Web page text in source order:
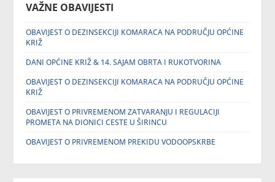
VAŽNE OBAVIJESTI
OBAVIJEST O DEZINSEKCIJI KOMARACA NA PODRUČJU OPĆINE
KRIŽ
DANI OPĆINE KRIŽ & 14. SAJAM OBRTA I RUKOTVORINA
OBAVIJEST O DEZINSEKCIJI KOMARACA NA PODRUČJU OPĆINE
KRIŽ
OBAVIJEST O PRIVREMENOM ZATVARANJU I REGULACIJI
PROMETA NA DIONICI CESTE U ŠIRINCU
OBAVIJEST O PRIVREMENOM PREKIDU VODOOPSKRBE